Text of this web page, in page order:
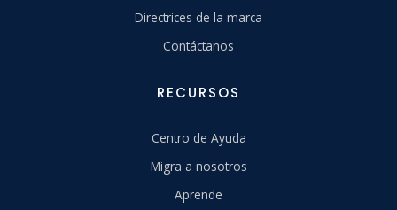
Directrices de la marca
Contáctanos
RECURSOS
Centro de Ayuda
Migra a nosotros
Aprende